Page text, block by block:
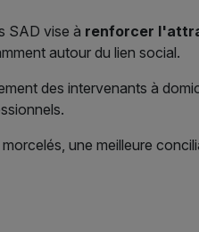
SAD vise à renforcer
autour du lien social.
des intervenants à
une meilleure